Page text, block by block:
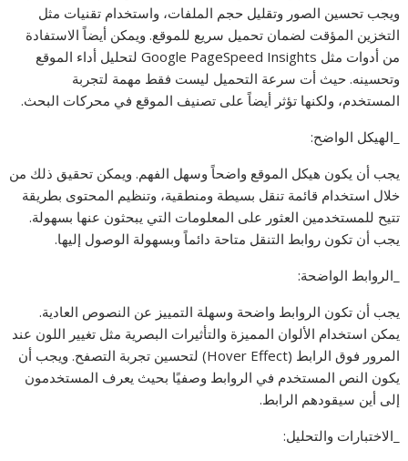
ويجب تحسين الصور وتقليل حجم الملفات، واستخدام تقنيات مثل
التخزين المؤقت لضمان تحميل سريع للموقع. ويمكن أيضاً الاستفادة
من أدوات مثل Google PageSpeed Insights لتحليل أداء الموقع
وتحسينه. حيث أت سرعة التحميل ليست فقط مهمة لتجربة
المستخدم، ولكنها تؤثر أيضاً على تصنيف الموقع في محركات البحث.
_الهيكل الواضح:
يجب أن يكون هيكل الموقع واضحاً وسهل الفهم. ويمكن تحقيق ذلك من
خلال استخدام قائمة تنقل بسيطة ومنطقية، وتنظيم المحتوى بطريقة
تتيح للمستخدمين العثور على المعلومات التي يبحثون عنها بسهولة.
يجب أن تكون روابط التنقل متاحة دائماً وبسهولة الوصول إليها.
_الروابط الواضحة:
يجب أن تكون الروابط واضحة وسهلة التمييز عن النصوص العادية.
يمكن استخدام الألوان المميزة والتأثيرات البصرية مثل تغيير اللون عند
المرور فوق الرابط (Hover Effect) لتحسين تجربة التصفح. ويجب أن
يكون النص المستخدم في الروابط وصفيًا بحيث يعرف المستخدمون
إلى أين سيقودهم الرابط.
_الاختبارات والتحليل: